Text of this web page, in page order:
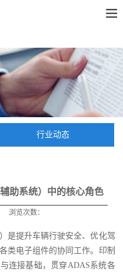
行业动态
助系统）中的核心角色
浏览次数：
是提升车辆行驶安全、优化驾
类电子组件的协同工作。印制
连接基础，贯穿ADAS系统各